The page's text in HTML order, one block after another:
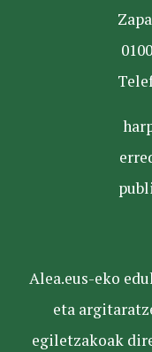
Alea.eus-eko
eta
egiletzakoak